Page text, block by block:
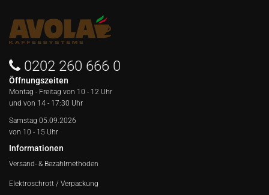
0202 260 666 0
Öffnungszeiten
Montag - Freitag von 10 - 12 Uhr
und von 14 - 17:30 Uhr
Samstag 05.09.2026
von 10 - 15 Uhr
Informationen
Versand- & Bezahlmethoden
Elektroschrott / Verpackung